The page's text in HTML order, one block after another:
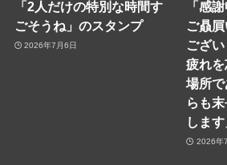
「2人だけの特別な時間す
ごそうね」のスタンプ
2026年7月6日
「感
ご贔
ござ
疲れ
場所
らも
しま
2026年